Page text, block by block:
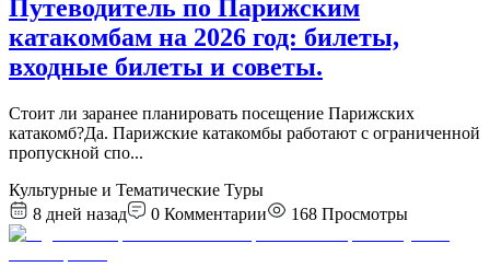
Путеводитель по Парижским
катакомбам на 2026 год: билеты,
входные билеты и советы.
Стоит ли заранее планировать посещение Парижских
катакомб?Да. Парижские катакомбы работают с ограниченной
пропускной спо...
Культурные и Тематические Туры
8 дней назад
0 Комментарии 168 Просмотры